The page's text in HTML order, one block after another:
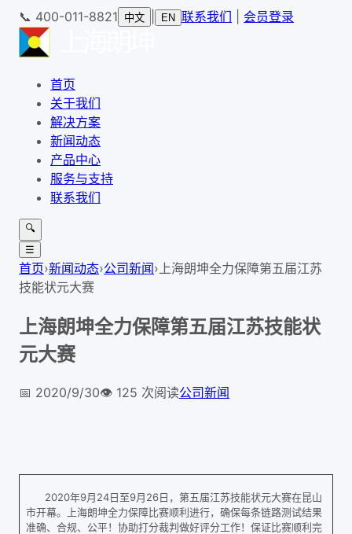
📞 400-011-8821 中文 EN 联系我们 会员登录
首页
关于我们
解决方案
新闻动态
产品中心
服务与支持
联系我们
🔍
☰
首页›新闻动态›公司新闻›上海朗坤全力保障第五届江苏
技能状元大赛
上海朗坤全力保障第五届江苏技能状
元大赛
📅 2020/9/30👁️ 125 次阅读公司新闻
2020年9月24日至9月26日，第五届江苏技能状元大赛在昆山
市开幕。上海朗坤全力保障比赛顺利进行，确保每条链路测试结果
准确、合规、公平！协助打分裁判做好评分工作！保证比赛顺利完